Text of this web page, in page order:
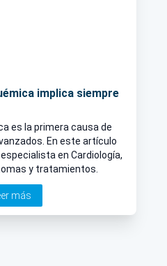
implica siempre
es la primera causa de
En este artículo
en Cardiología,
y tratamientos.
más